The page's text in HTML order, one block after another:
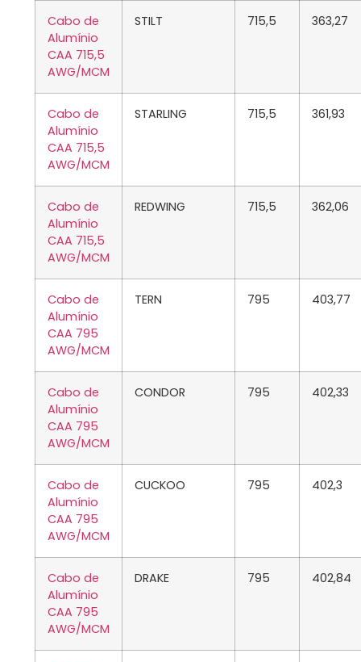
Cabo de
Alumínio
CAA 715,5
AWG/MCM
STILT 715,5 363,27
Cabo de
Alumínio
CAA 715,5
AWG/MCM
STARLING 715,5 361,93
Cabo de
Alumínio
CAA 715,5
AWG/MCM
REDWING 715,5 362,06
Cabo de
Alumínio
CAA 795
AWG/MCM
TERN 795 403,77
Cabo de
Alumínio
CAA 795
AWG/MCM
CONDOR 795 402,33
Cabo de
Alumínio
CAA 795
AWG/MCM
CUCKOO 795 402,3
Cabo de
Alumínio
CAA 795
AWG/MCM
DRAKE 795 402,84